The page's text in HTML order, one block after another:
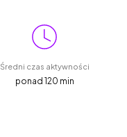
Średni czas aktywności
ponad 120 min